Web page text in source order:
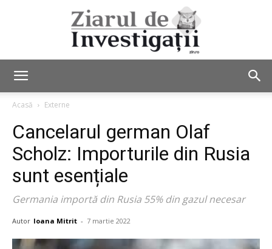
de
Investigații
Acasă Externe
Cancelarul german Olaf
Scholz: Importurile din Rusia
sunt esențiale
Germania importă din Rusia 55% din gazul necesar
Autor Ioana Mitrit - 7 martie 2022